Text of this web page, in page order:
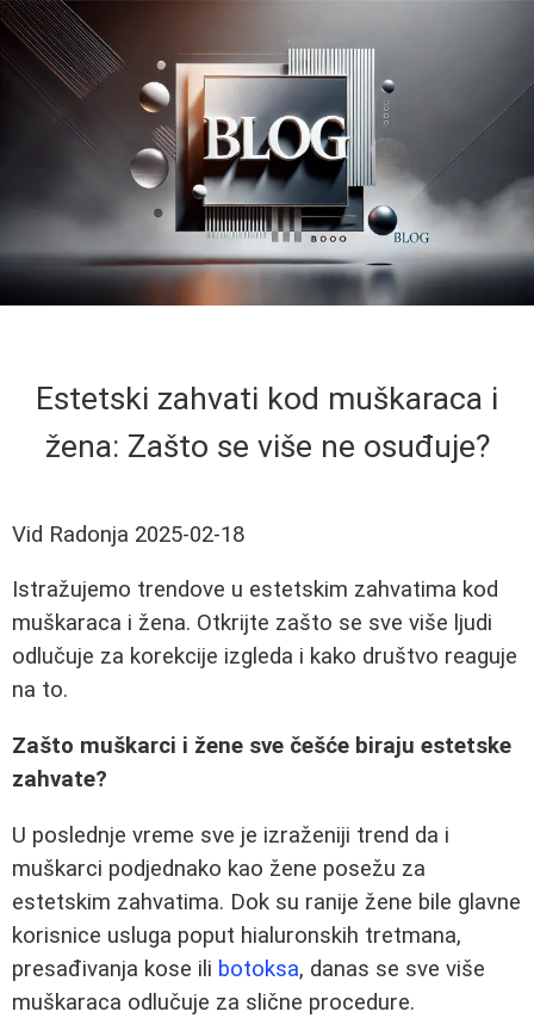
Estetski zahvati kod muškaraca i
žena: Zašto se više ne osuđuje?
Vid Radonja 2025-02-18
Istražujemo trendove u estetskim zahvatima kod
muškaraca i žena. Otkrijte zašto se sve više ljudi
odlučuje za korekcije izgleda i kako društvo reaguje
na to.
Zašto muškarci i žene sve češće biraju estetske
zahvate?
U poslednje vreme sve je izraženiji trend da i
muškarci podjednako kao žene posežu za
estetskim zahvatima. Dok su ranije žene bile glavne
korisnice usluga poput hialuronskih tretmana,
presađivanja kose ili botoksa, danas se sve više
muškaraca odlučuje za slične procedure.